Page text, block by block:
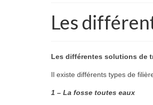
Les
Les différentes solutions de
Il existe différents types de
1 – La fosse toutes eaux